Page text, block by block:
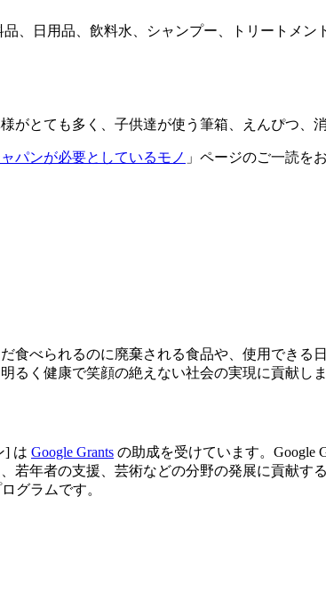
、日用品、飲料水、シャンプー、トリートメン
がとても多く、子供達が使う筆箱、えんぴつ、
パンが必要としているモノ 」ページのご一読を
食べられるのに廃棄される食品や、使用でき
るく健康で笑顔の絶えない社会の実現に貢献しま
] は Google Grants の助成を受けています。Google
若年者の支援、芸術などの分野の発展に貢献す
グラムです。